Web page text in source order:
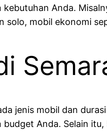
Anda.
mobil ekonomi
jenis mobil dan
Anda. Selain